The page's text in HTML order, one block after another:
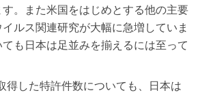
。また米国をはじめとする他の主要
ルス関連研究が大幅に急増していま
も日本は足並みを揃えるには至って
得した特許件数についても、日本は